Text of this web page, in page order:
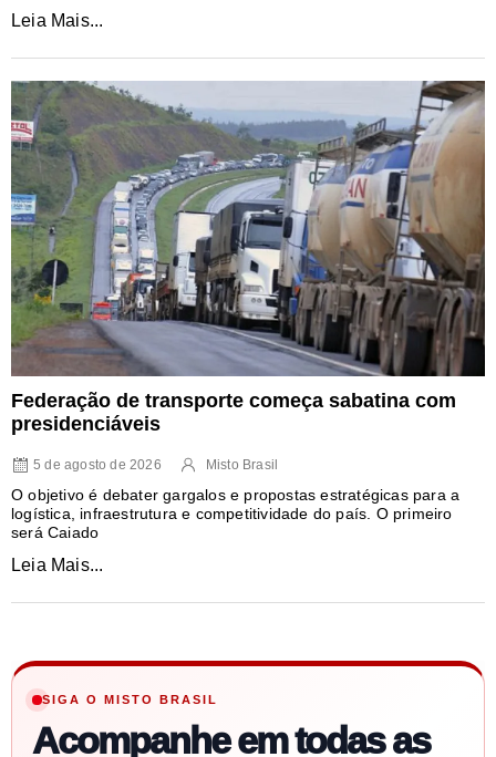
Leia Mais...
Federação de transporte começa sabatina com
presidenciáveis
5 de agosto de 2026 Misto Brasil
O objetivo é debater gargalos e propostas estratégicas para a
logística, infraestrutura e competitividade do país. O primeiro
será Caiado
Leia Mais...
SIGA O MISTO BRASIL
Acompanhe em todas as